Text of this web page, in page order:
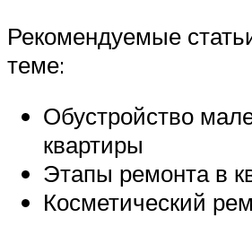
Рекомендуемые
теме:
Обустройство
квартиры
Этапы ремонта в
Косметический